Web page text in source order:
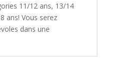
11/12 ans, 13/14
ans! Vous serez
dans une